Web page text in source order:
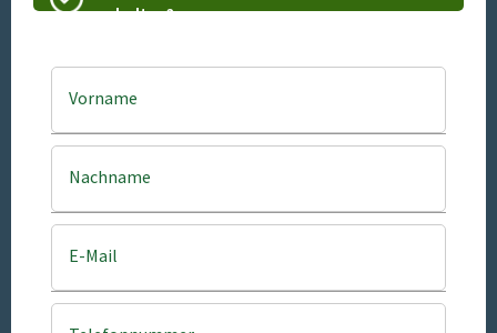
erhalten?
Vorname
Nachname
E-Mail